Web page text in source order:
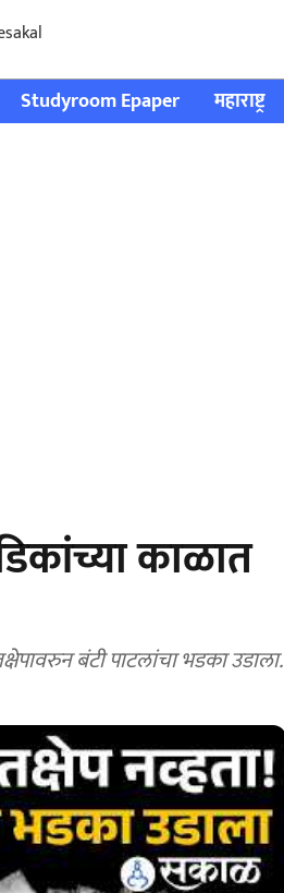
Studyroom Epaper महाराष्ट्र
काळात
बंटी पाटलांचा भडका उडाला.